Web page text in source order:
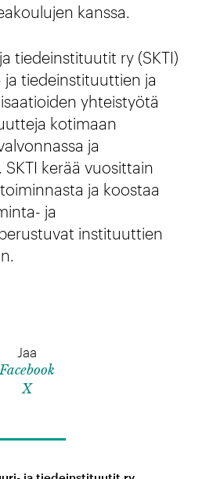
kanssa.
tiedeinstituutit ry (SKTI)
tiedeinstituuttien ja
yhteistyötä
kotimaan
ja
kerää vuosittain
ja koostaa
ja
instituuttien
Jaa
X